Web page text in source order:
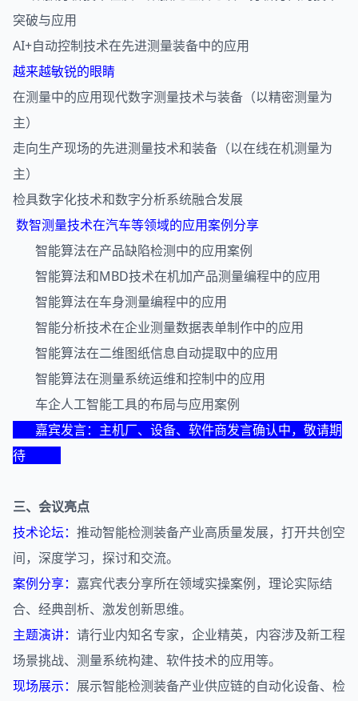
突破与应用
AI+自动控制技术在先进测量装备中的应用
越来越敏锐的眼睛
在测量中的应用现代数字测量技术与装备（以精密测量为
主）
走向生产现场的先进测量技术和装备（以在线在机测量为
主）
检具数字化技术和数字分析系统融合发展
数智测量技术在汽车等领域的应用案例分享
智能算法在产品缺陷检测中的应用案例
智能算法和MBD技术在机加产品测量编程中的应用
智能算法在车身测量编程中的应用
智能分析技术在企业测量数据表单制作中的应用
智能算法在二维图纸信息自动提取中的应用
智能算法在测量系统运维和控制中的应用
车企人工智能工具的布局与应用案例
嘉宾发言：主机厂、设备、软件商发言确认中，敬请期
待
三、会议亮点
技术论坛： 推动智能检测装备产业高质量发展，打开共创空
间，深度学习，探讨和交流。
案例分享： 嘉宾代表分享所在领域实操案例，理论实际结
合、经典剖析、激发创新思维。
主题演讲： 请行业内知名专家，企业精英，内容涉及新工程
场景挑战、测量系统构建、软件技术的应用等。
现场展示： 展示智能检测装备产业供应链的自动化设备、检